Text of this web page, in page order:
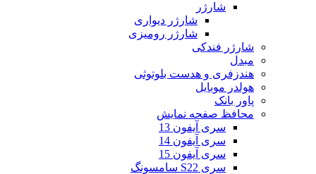
شارژر
شارژر دیواری
شارژر رومیزی
شارژر فندکی
مبدل
هندزفری و هدست بلوتوثی
هولدر موبایل
پاور بانک
محافظ صفحه نمایش
سری آیفون 13
سری آیفون 14
سری آیفون 15
سری S22 سامسونگ